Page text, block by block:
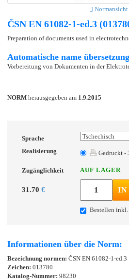
Normansicht
ČSN EN 61082-1-ed.3
Preparation of documents used in
Automatische name
Vorbereitung von Dokumenten in der
NORM herausgegeben am 1.9.2015
Sprache
Realisierung
Gedruckt -
Zugänglichkeit AUF LAGER
31.70 € IN
Bestellen inkl.
Informationen über die Norm:
Bezeichnung normen: ČSN EN 61082-1-ed.3
Zeichen: 013780
Katalog-Nummer: 98230